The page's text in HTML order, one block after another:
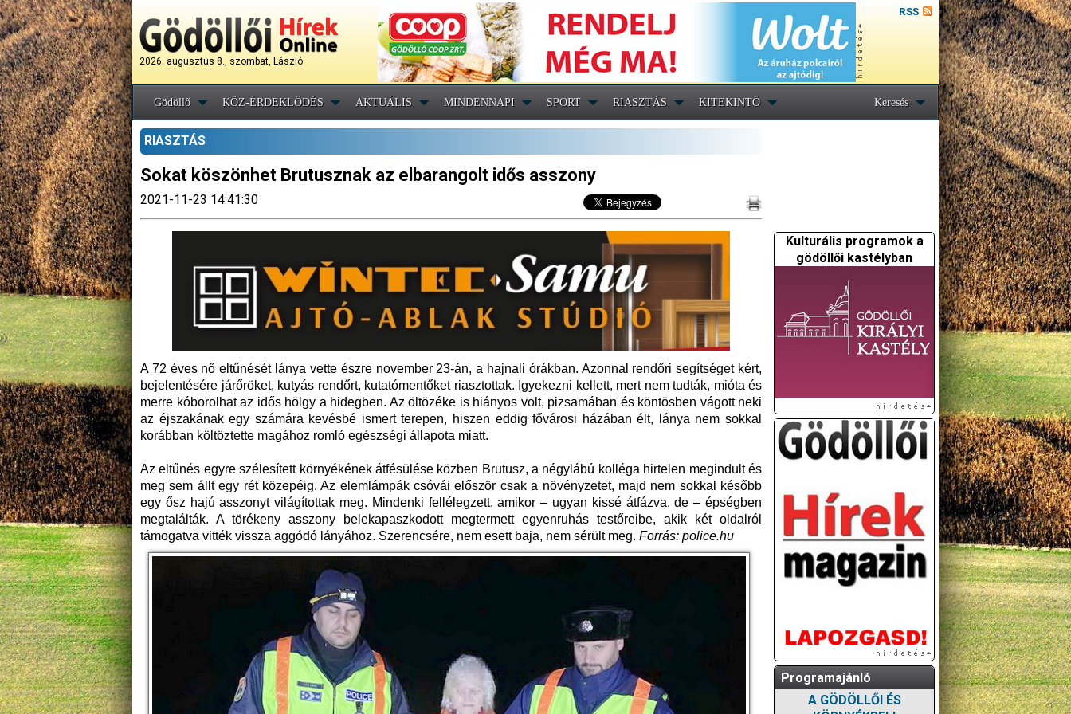
2026. augusztus 8., szombat, László
RSS
Gödöllő KÖZ-ÉRDEKLŐDÉS AKTUÁLIS MINDENNAPI SPORT RIASZTÁS KITEKINTŐ Keresés
RIASZTÁS
Sokat köszönhet Brutusznak az elbarangolt idős asszony
2021-11-23 14:41:30
A 72 éves nő eltűnését lánya vette észre november 23-án, a hajnali órákban. Azonnal rendőri segítséget kért,
bejelentésére járőröket, kutyás rendőrt, kutatómentőket riasztottak. Igyekezni kellett, mert nem tudták, mióta és
merre kóborolhat az idős hölgy a hidegben. Az öltözéke is hiányos volt, pizsamában és köntösben vágott neki
az éjszakának egy számára kevésbé ismert terepen, hiszen eddig fővárosi házában élt, lánya nem sokkal
korábban költöztette magához romló egészségi állapota miatt.
Az eltűnés egyre szélesített környékének átfésülése közben Brutusz, a négylábú kolléga hirtelen megindult és
meg sem állt egy rét közepéig. Az elemlámpák csóvái először csak a növényzetet, majd nem sokkal később
egy ősz hajú asszonyt világítottak meg. Mindenki fellélegzett, amikor – ugyan kissé átfázva, de – épségben
megtalálták. A törékeny asszony belekapaszkodott megtermett egyenruhás testőreibe, akik két oldalról
támogatva vitték vissza aggódó lányához. Szerencsére, nem esett baja, nem sérült meg. Forrás: police.hu
Kulturális programok a
gödöllői kastélyban
Programajánló
A GÖDÖLLŐI ÉS